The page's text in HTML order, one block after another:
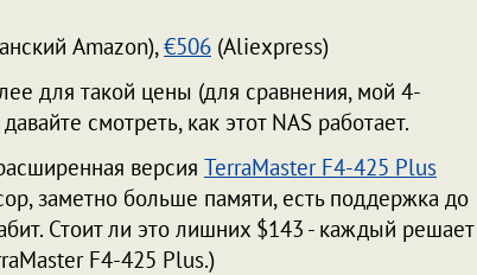
Amazon),€506 (Aliexpress)
для такой цены (для сравнения, мой 4-
смотреть, как этот NAS работает.
версия TerraMaster F4-425 Plus
заметно больше памяти, есть поддержка до
Стоит ли это лишних $143 - каждый решает
F4-425 Plus.)